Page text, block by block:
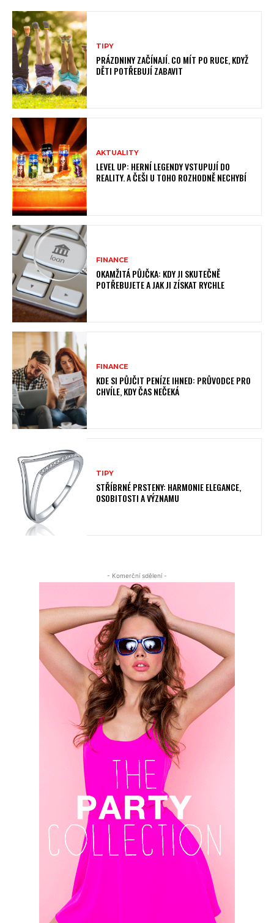
TIPY
PRÁZDNINY ZAČÍNAJÍ. CO MÍT PO RUCE, KDYŽ
DĚTI POTŘEBUJÍ ZABAVIT
AKTUALITY
LEVEL UP: HERNÍ LEGENDY VSTUPUJÍ DO
REALITY. A ČEŠI U TOHO ROZHODNĚ NECHYBÍ
FINANCE
OKAMŽITÁ PŮJČKA: KDY JI SKUTEČNĚ
POTŘEBUJETE A JAK JI ZÍSKAT RYCHLE
FINANCE
KDE SI PŮJČIT PENÍZE IHNED: PRŮVODCE PRO
CHVÍLE, KDY ČAS NEČEKÁ
TIPY
STŘÍBRNÉ PRSTENY: HARMONIE ELEGANCE,
OSOBITOSTI A VÝZNAMU
- Komerční sdělení -